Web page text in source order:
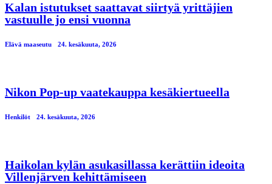
Kalan istutukset saattavat siirtyä yrittäjien
vastuulle jo ensi vuonna
Elävä maaseutu 24. kesäkuuta, 2026
Nikon Pop-up vaatekauppa kesäkiertueella
Henkilöt 24. kesäkuuta, 2026
Haikolan kylän asukasillassa kerättiin ideoita
Villenjärven kehittämiseen